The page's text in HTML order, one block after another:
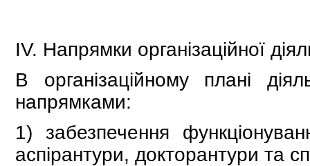
ІV. Напрямки організаційної
В організаційному плані
напрямками:
1) забезпечення
аспірантури, докторантури та